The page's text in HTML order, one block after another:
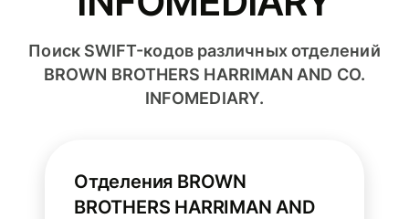
Поиск SWIFT-кодов различных отделений
BROWN BROTHERS HARRIMAN AND CO.
INFOMEDIARY.
Отделения BROWN
BROTHERS HARRIMAN AND